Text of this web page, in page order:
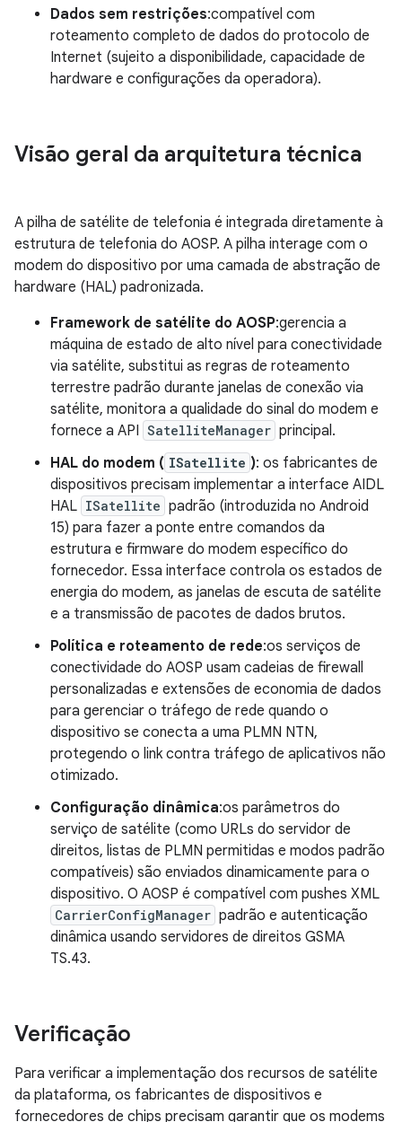
Dados sem restrições:compatível com
roteamento completo de dados do protocolo de
Internet (sujeito a disponibilidade, capacidade de
hardware e configurações da operadora).
Visão geral da arquitetura técnica
A pilha de satélite de telefonia é integrada diretamente à
estrutura de telefonia do AOSP. A pilha interage com o
modem do dispositivo por uma camada de abstração de
hardware (HAL) padronizada.
Framework de satélite do AOSP:gerencia a
máquina de estado de alto nível para conectividade
via satélite, substitui as regras de roteamento
terrestre padrão durante janelas de conexão via
satélite, monitora a qualidade do sinal do modem e
fornece a API SatelliteManager principal.
HAL do modem ( ISatellite ): os fabricantes de
dispositivos precisam implementar a interface AIDL
HAL ISatellite padrão (introduzida no Android
15) para fazer a ponte entre comandos da
estrutura e firmware do modem específico do
fornecedor. Essa interface controla os estados de
energia do modem, as janelas de escuta de satélite
e a transmissão de pacotes de dados brutos.
Política e roteamento de rede:os serviços de
conectividade do AOSP usam cadeias de firewall
personalizadas e extensões de economia de dados
para gerenciar o tráfego de rede quando o
dispositivo se conecta a uma PLMN NTN,
protegendo o link contra tráfego de aplicativos não
otimizado.
Configuração dinâmica:os parâmetros do
serviço de satélite (como URLs do servidor de
direitos, listas de PLMN permitidas e modos padrão
compatíveis) são enviados dinamicamente para o
dispositivo. O AOSP é compatível com pushes XML
CarrierConfigManager padrão e autenticação
dinâmica usando servidores de direitos GSMA
TS.43.
Verificação
Para verificar a implementação dos recursos de satélite
da plataforma, os fabricantes de dispositivos e
fornecedores de chips precisam garantir que os modems